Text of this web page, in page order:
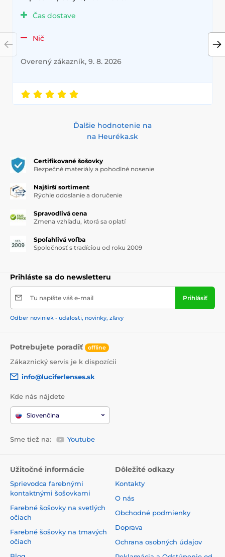
Čas dostave
Nič
Overený zákazník, 9. 8. 2026
Ďalšie hodnotenie na
na Heuréka.sk
Certifikované šošovky
Bezpečné materiály a pohodlné nosenie
Najširší sortiment
Rýchle odoslanie a doručenie
Spravodlivá cena
Zmena vzhľadu, ktorá sa oplatí
Spoľahlivá voľba
Spoločnosť s tradíciou od roku 2009
Prihláste sa do newsletteru
Tu napíšte váš e-mail Prihlásiť
Odber noviniek - udalosti, novinky, zľavy
Potrebujete poradiť offline
Zákaznický servis je k dispozícii
info@luciferlenses.sk
Kde nás nájdete
Slovenčina
Sme tiež na: Youtube
Užitočné informácie
Sprievodca farebnými
kontaktnými šošovkami
Farebné šošovky na svetlých
očiach
Farebné šošovky na tmavých
očiach
Dôležité odkazy
Kontakty
O nás
Obchodné podmienky
Doprava
Ochrana osobných údajov